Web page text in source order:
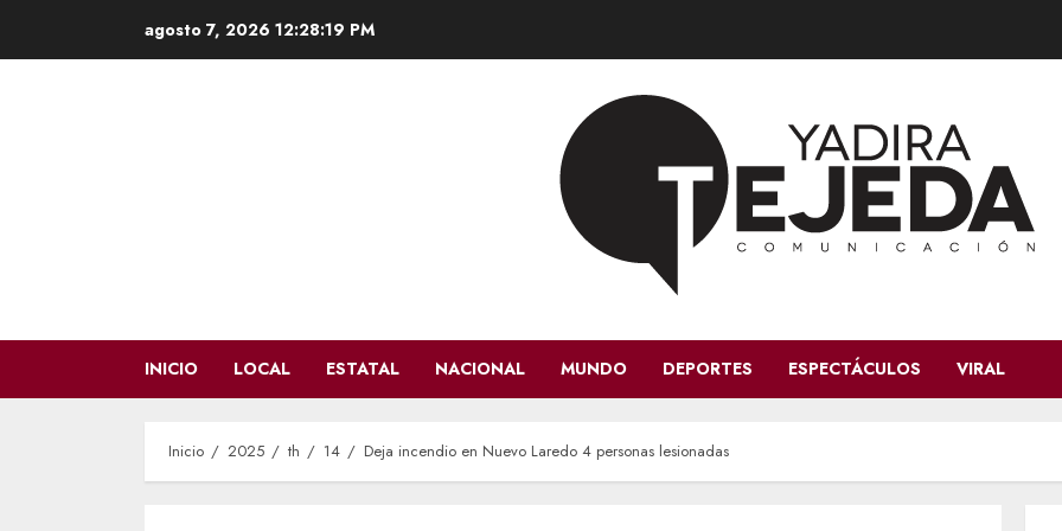
agosto 7, 2026 12:28:20 PM
INICIO LOCAL ESTATAL NACIONAL MUNDO DEPORTES ESPECTÁCULOS VIRAL
Inicio 2025 th 14 Deja incendio en Nuevo Laredo 4 personas lesionadas